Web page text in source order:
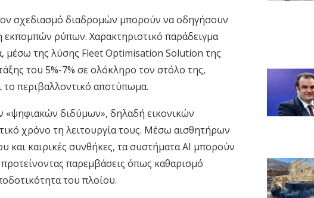
σχεδιασμό διαδρομών μπορούν να οδηγήσουν
ρύπων. Χαρακτηριστικό παράδειγμα
μέσω της λύσης Fleet Optimisation Solution της
του 5%-7% σε ολόκληρο τον στόλο της,
το περιβαλλοντικό αποτύπωμα.
«ψηφιακών διδύμων», δηλαδή εικονικών
χρόνο τη λειτουργία τους. Μέσω αισθητήρων
καιρικές συνθήκες, τα συστήματα AI μπορούν
παρεμβάσεις όπως καθαρισμό
του πλοίου.